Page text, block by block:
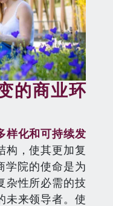
的商业环
样化和可持续发
构，使其更加复
学院的使命是为
杂性所必需的技
未来领导者。使